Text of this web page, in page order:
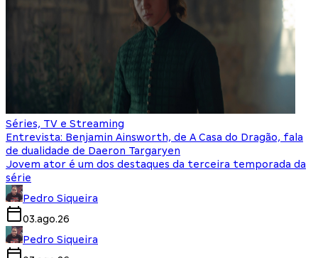
Séries, TV e Streaming
Entrevista: Benjamin Ainsworth, de A Casa do Dragão, fala
de dualidade de Daeron Targaryen
Jovem ator é um dos destaques da terceira temporada da
série
Pedro Siqueira
03.ago.26
Pedro Siqueira